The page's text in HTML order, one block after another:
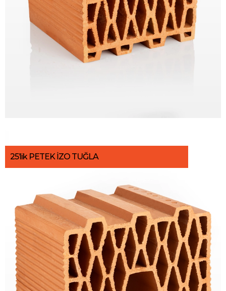
25’lik PETEK İZO TUĞLA